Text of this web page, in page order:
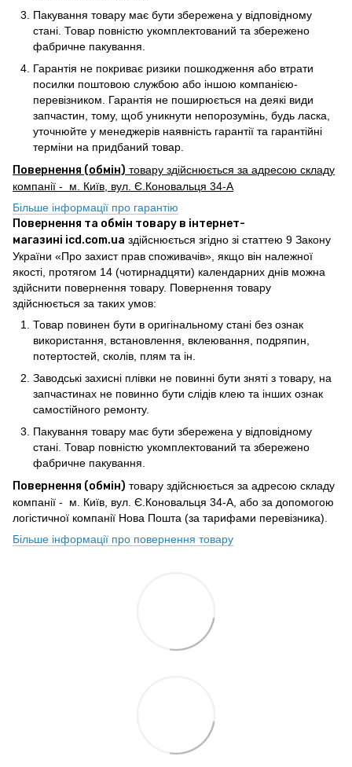
Пакування товару має бути збережена у відповідному
стані. Товар повністю укомплектований та збережено
фабричне пакування.
Гарантія не покриває ризики пошкодження або втрати
посилки поштовою службою або іншою компанією-
перевізником. Гарантія не поширюється на деякі види
запчастин, тому, щоб уникнути непорозумінь, будь ласка,
уточнюйте у менеджерів наявність гарантії та гарантійні
терміни на придбаний товар.
Повернення (обмін) товару здійснюється за адресою складу
компанії - м. Київ, вул. Є.Коновальця 34-А
Більше інформації про гарантію
Повернення та обмін товару в інтернет-
магазині icd.com.ua здійснюється згідно зі статтею 9 Закону
України «Про захист прав споживачів», якщо він належної
якості, протягом 14 (чотирнадцяти) календарних днів можна
здійснити повернення товару. Повернення товару
здійснюється за таких умов:
Товар повинен бути в оригінальному стані без ознак
використання, встановлення, вклеювання, подряпин,
потертостей, сколів, плям та ін.
Заводські захисні плівки не повинні бути зняті з товару, на
запчастинах не повинно бути слідів клею та інших ознак
самостійного ремонту.
Пакування товару має бути збережена у відповідному
стані. Товар повністю укомплектований та збережено
фабричне пакування.
Повернення (обмін) товару здійснюється за адресою складу
компанії - м. Київ, вул. Є.Коновальця 34-А, або за допомогою
логістичної компанії Нова Пошта (за тарифами перевізника).
Більше інформації про повернення товару